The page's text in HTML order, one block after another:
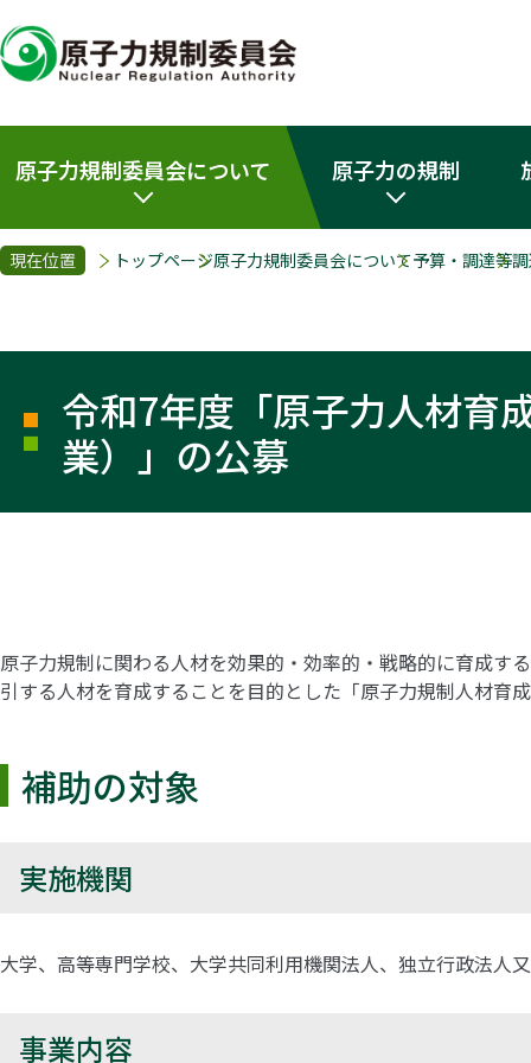
原子力規制委員会について 原子力の規制
現在位置 トップページ原子力規制委員会について予算・調達等
令和7年度「原子力人材育
業）」の公募
原子力規制に関わる人材を効果的・効率的・戦略的に育成す
引する人材を育成することを目的とした「原子力規制人材育
補助の対象
実施機関
大学、高等専門学校、大学共同利用機関法人、独立行政法人
事業内容